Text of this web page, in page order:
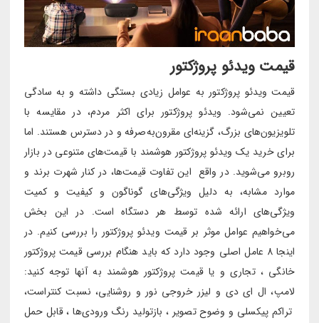
قیمت ویدئو پروژکتور
قیمت ویدئو پروژکتور به عوامل زیادی بستگی داشته و به سادگی
تعیین نمی‌شود. ویدئو پروژکتور برای اکثر مردم، در مقایسه با
تلویزیون‌های بزرگ، گزینه‌ای مقرون‌به‌صرفه و در دسترس هستند. اما
برای خرید یک ویدئو پروژکتور هوشمند با قیمت‌های متنوعی در بازار
روبرو می‌شوید. در واقع این تفاوت قیمت‌ها، در کنار شهرت برند و
موارد مشابه، به دلیل ویژگی‌های گوناگون و کیفیت و کمیت
ویژگی‌های ارائه شده توسط هر دستگاه است. در این بخش
می‌خواهیم عوامل موثر بر قیمت ویدئو پروژکتور را بررسی کنیم. در
اینجا 8 عامل اصلی وجود دارد که باید هنگام بررسی قیمت پروژکتور
خانگی ، تجاری و یا قیمت پروژکتور هوشمند به آنها توجه کنید:
لامپ، ال ای دی و لیزر خروجی نور و روشنایی، نسبت کنتراست،
تراکم پیکسلی و وضوح تصویر ، بازتولید رنگ ورودی‌ها ، قابل حمل